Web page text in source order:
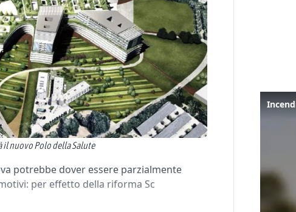
il nuovo Polo della Salute
potrebbe dover essere parzialmente
per effetto della riforma Sc